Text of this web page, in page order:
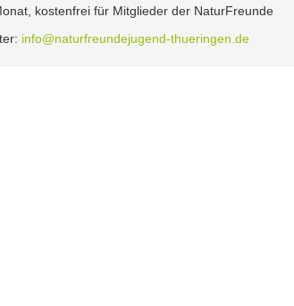
kostenfrei für Mitglieder der NaturFreunde
info@naturfreundejugend-thueringen.de